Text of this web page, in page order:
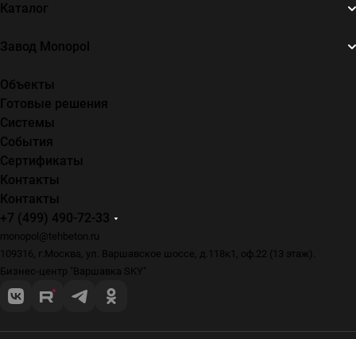
Каталог
Завод Monopol
Объекты
Готовые решения
Системы
События
Сертификаты
Контакты
Контакты
+7 (499) 490-72-33
monopol@tehbeton.ru
109316, г.Москва, ул. Варшавское шоссе, д.118к1, оф.22 (13 этаж).
Бизнес-центр "Варшавка SKY"